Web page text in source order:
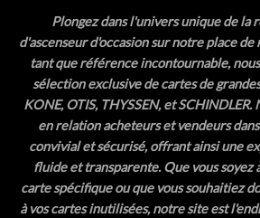
Plongez dans l'univers unique de la
d'ascenseur d'occasion sur notre place de
tant que référence incontournable,
sélection exclusive de cartes de
KONE, OTIS, THYSSEN, et
en relation acheteurs et vendeurs
convivial et sécurisé, offrant ainsi une
fluide et transparente. Que vous soyez
carte spécifique ou que vous souhaitiez
à vos cartes inutilisées, notre site est